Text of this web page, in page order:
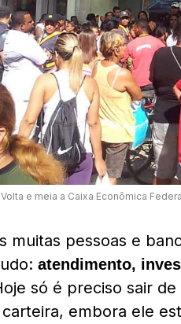
Volta e meia a Caixa Econômica
muitas pessoas e
atendimento,
só é preciso sair
embora ele